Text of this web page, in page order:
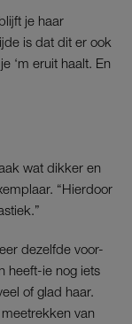
je haar
is dat dit er ook
‘m eruit haalt. En
wat dikker en
“Hierdoor
dezelfde voor-
heeft-ie nog iets
of glad haar.
van